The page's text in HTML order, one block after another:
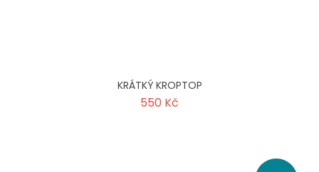
KRÁTKÝ KROPTOP
550 Kč